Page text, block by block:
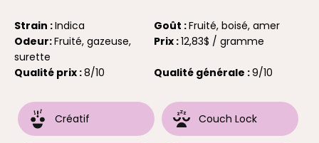
Strain :Indica Goût :Fruité, boisé, amer
Odeur:Fruité, gazeuse,
surette
Prix :12,83$ / gramme
Qualité prix :8/10 Qualité générale :9/10
Créatif Couch Lock